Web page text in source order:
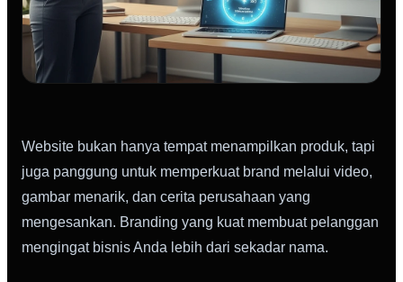
Website bukan hanya tempat menampilkan produk, tapi
juga panggung untuk memperkuat brand melalui video,
gambar menarik, dan cerita perusahaan yang
mengesankan. Branding yang kuat membuat pelanggan
mengingat bisnis Anda lebih dari sekadar nama.